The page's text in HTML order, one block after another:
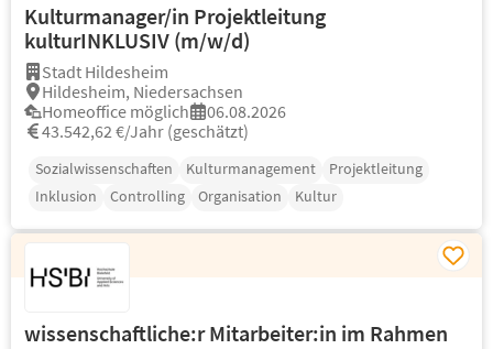
Kulturmanager/in Projektleitung
kulturINKLUSIV (m/w/d)
Stadt Hildesheim
Hildesheim, Niedersachsen
Homeoffice möglich
06.08.2026
43.542,62 €/Jahr (geschätzt)
Sozialwissenschaften Kulturmanagement
Projektleitung
Inklusion
Controlling Organisation Kultur
wissenschaftliche:r Mitarbeiter:in im Rahmen